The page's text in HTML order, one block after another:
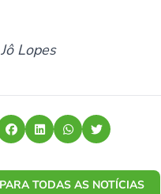
Lopes
TODAS AS NOTÍCIAS